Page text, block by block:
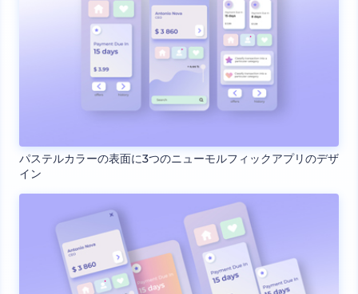
パステルカラーの表面に3つのニューモルフィックアプリのデザ
イン